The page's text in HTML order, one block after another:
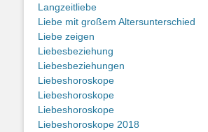
Langzeitliebe
Liebe mit großem Altersunterschied
Liebe zeigen
Liebesbeziehung
Liebesbeziehungen
Liebeshoroskope
Liebeshoroskope
Liebeshoroskope
Liebeshoroskope 2018